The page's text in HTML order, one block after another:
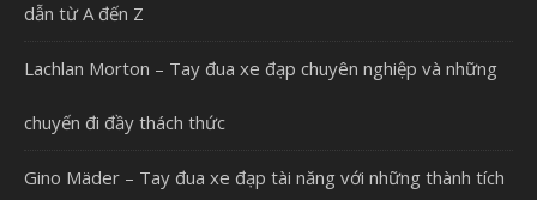
dẫn từ A đến Z
Lachlan Morton – Tay đua xe đạp chuyên nghiệp và những
chuyến đi đầy thách thức
Gino Mäder – Tay đua xe đạp tài năng với những thành tích